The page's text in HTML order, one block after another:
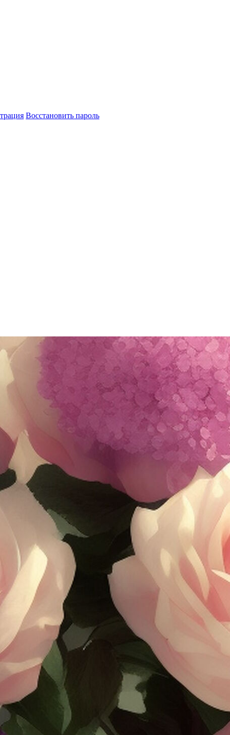
Восстановить пароль